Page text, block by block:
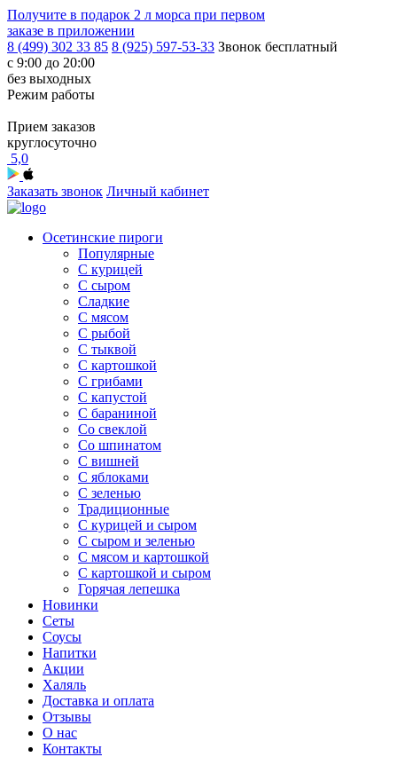
Получите в подарок 2 л морса при первом
заказе в приложении
8 (499) 302 33 85 8 (925) 597-53-33 Звонок бесплатный
с 9:00 до 20:00
без выходных
Режим работы
Прием заказов
круглосуточно
5,0
Заказать звонок Личный кабинет
Осетинские пироги
Популярные
С курицей
С сыром
Сладкие
С мясом
С рыбой
С тыквой
С картошкой
С грибами
С капустой
C бараниной
Со свеклой
Со шпинатом
С вишней
С яблоками
С зеленью
Традиционные
С курицей и сыром
С сыром и зеленью
С мясом и картошкой
С картошкой и сыром
Горячая лепешка
Новинки
Сеты
Соусы
Напитки
Акции
Халяль
Доставка и оплата
Отзывы
О нас
Контакты